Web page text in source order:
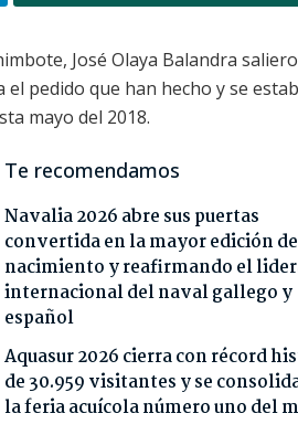
José Olaya Balandra
pedido que han hecho y se
mayo del 2018.
Te recomendamos
Navalia 2026 abre sus puertas
convertida en la mayor edición
nacimiento y reafirmando el
internacional del naval gallego y
español
Aquasur 2026 cierra con récord
de 30.959 visitantes y se
la feria acuícola número uno del